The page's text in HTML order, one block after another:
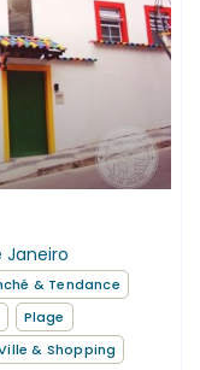
Janeiro
& Tendance
Plage
& Shopping